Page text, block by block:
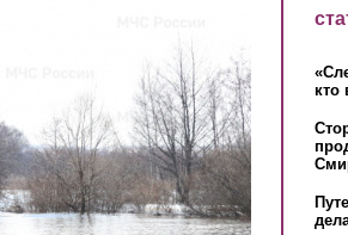
кто